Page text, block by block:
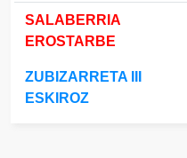
SALABERRIA
EROSTARBE
ZUBIZARRETA III
ESKIROZ